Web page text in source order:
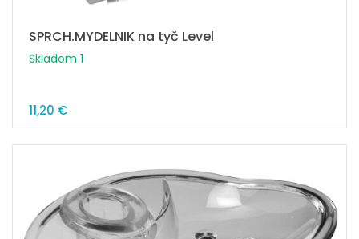
SPRCH.MYDELNIK na tyč Level
Skladom 1
11,20 €